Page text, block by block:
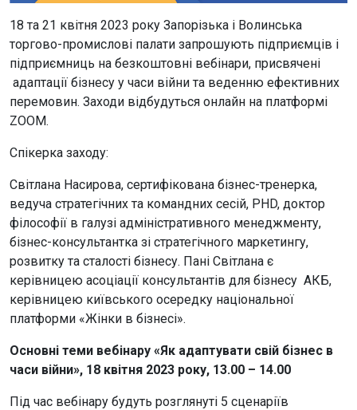
18 та 21 квітня 2023 року Запорізька і Волинська
торгово-промислові палати запрошують підприємців і
підприємниць на безкоштовні вебінари, присвячені
адаптації бізнесу у часи війни та веденню ефективних
перемовин. Заходи відбудуться онлайн на платформі
ZOOM.
Спікерка заходу:
Світлана Насирова, сертифікована бізнес-тренерка,
ведуча стратегічних та командних сесій, PHD, доктор
філософії в галузі адміністративного менеджменту,
бізнес-консультантка зі стратегічного маркетингу,
розвитку та сталості бізнесу. Пані Світлана є
керівницею асоціації консультантів для бізнесу АКБ,
керівницею київського осередку національної
платформи «Жінки в бізнесі».
Основні теми вебінару «Як адаптувати свій бізнес в
часи війни», 18 квітня 2023 року, 13.00 – 14.00
Під час вебінару будуть розглянуті 5 сценаріїв